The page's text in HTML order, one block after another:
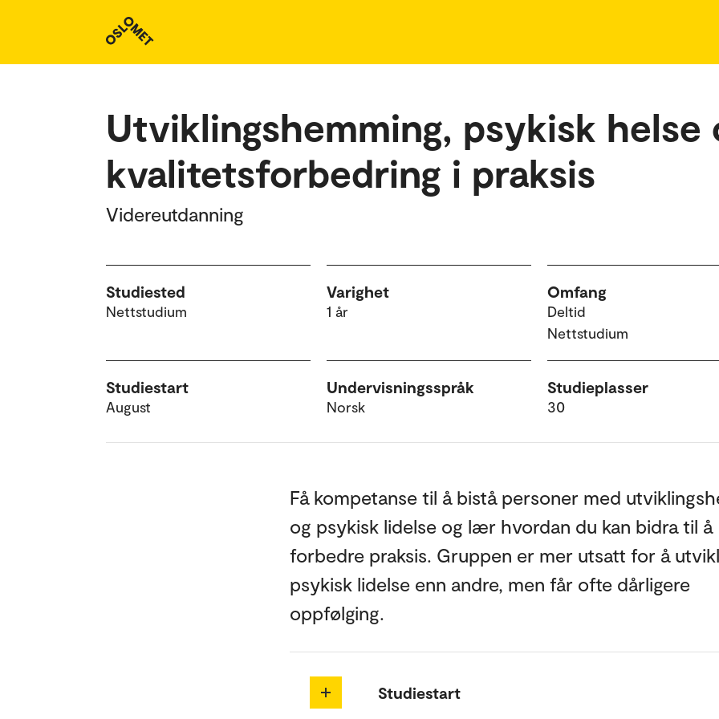
Studieoversikt
Utviklingshemming, psykisk helse
kvalitetsforbedring i praksis
Videreutdanning
Studiested
Nettstudium
Varighet
1 år
Omfang
Deltid
Nettstudium
Studiestart
August
Undervisningsspråk
Norsk
Studieplasser
30
Få kompetanse til å bistå personer med
og psykisk lidelse og lær hvordan du kan bidra til å
forbedre praksis. Gruppen er mer utsatt for å
psykisk lidelse enn andre, men får ofte dårligere
oppfølging.
Studiestart